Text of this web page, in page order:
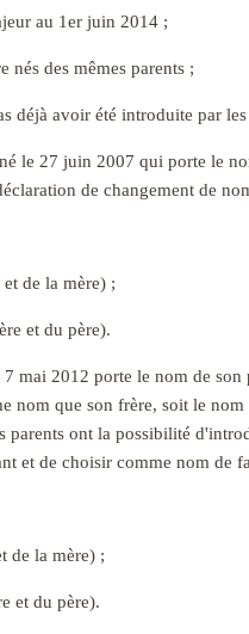
au 1er juin 2014 ;
nés des mêmes parents ;
déjà avoir été introduite par
le 27 juin 2007 qui porte le
de changement de
de la mère) ;
et du père).
mai 2012 porte le nom de
nom que son frère, soit le
parents ont la possibilité
et de choisir comme nom de
de la mère) ;
et du père).